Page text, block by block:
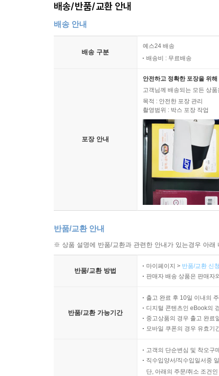
배송/반품/교환 안내
배송 안내
배송 구분
예스24 배송
배송비 : 무료배송
포장 안내
안전하고 정확한 포장을 위
고객님께 배송되는 모든 상
목적 : 안전한 포장 관리
촬영범위 : 박스 포장 작업
반품/교환 안내
※ 상품 설명에 반품/교환과 관련한 안내가 있는경우 아
반품/교환 방법
마이페이지 > 반품/교환 신
판매자 배송 상품은 판매자
반품/교환 가능기간
출고 완료 후 10일 이내의
디지털 콘텐츠인 eBook의
중고상품의 경우 출고 완료
모바일 쿠폰의 경우 유효기
고객의 단순변심 및 착오구
직수입양서/직수입일서중
단, 아래의 주문/취소 조건